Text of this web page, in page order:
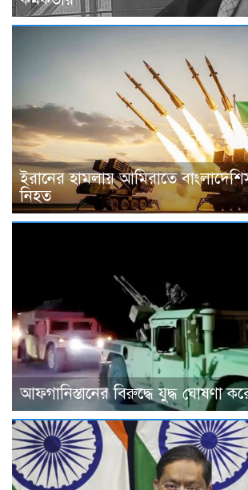
ইরানের হামলায় আমিরাতে
নিহত
আফগানিস্তানের বিরুদ্ধে যুদ্ধ ঘোষণা